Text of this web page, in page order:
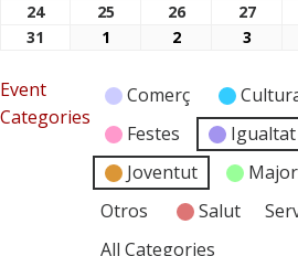
24 24/08/2026
25 25/08/2026
26 26/08/2026
27 27/
31
31/08/2026
1 01/09/2026
2 02/09/2026
3 03/
Event
Categories
Comerç
Festes
Igualtat
Joventut
Otros
Salut
All Categories